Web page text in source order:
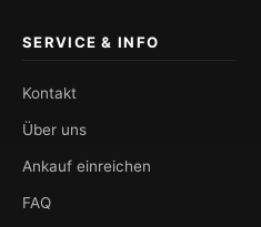
SERVICE & INFO
Kontakt
Über uns
Ankauf einreichen
FAQ